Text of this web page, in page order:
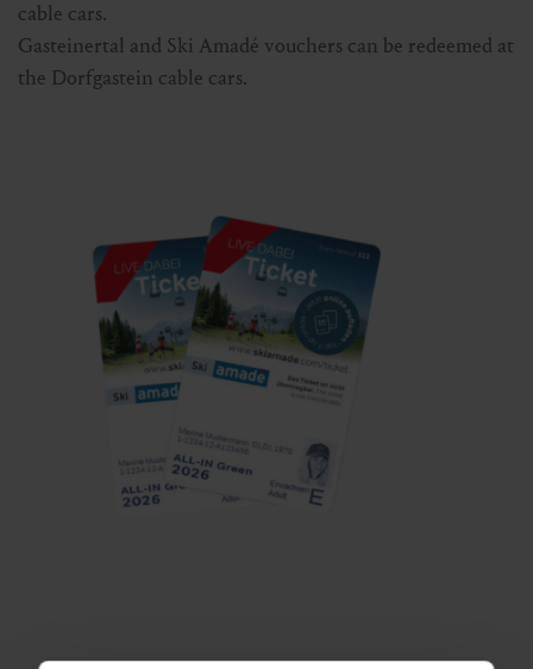
cable cars.
Gasteinertal and Ski Amadé vouchers can be redeemed at
the Dorfgastein cable cars.